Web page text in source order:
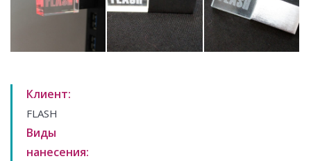
Клиент:
FLASH
Виды
нанесения: